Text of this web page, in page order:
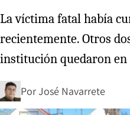
La víctima fatal había
recientemente. Otros
institución quedaron en
PorJosé Navarrete